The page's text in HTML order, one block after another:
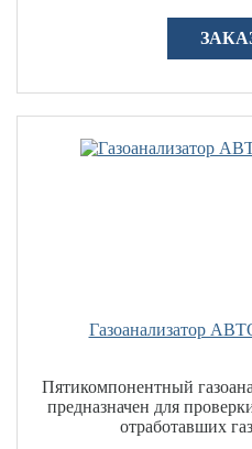
Газоанализатор
Пятикомпонентный
предназначен для
отработавших